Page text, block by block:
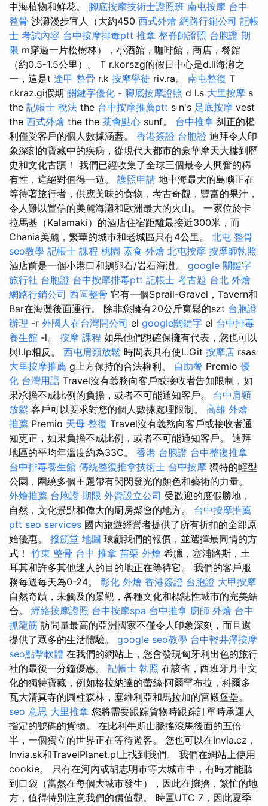
中海植物和鮮花。 腳底按摩技術士證照班 南屯按摩 台中
整骨 沙灘漫步宜人（大約450 西式外燴 網路行銷公司 記帳
士 考試內容 台中按摩排毒ptt 推拿 整脊師證照 台胞證 期
限 m穿過一片松樹林），小酒館，咖啡館，商店，餐館
（約0.5-1.5公里）。 T r.korszg的假日中心是d.li海灘之
一，這是t 逢甲 整骨 r.k 按摩學徒 riv.ra。 南屯整復 T
r.kraz.gi假期 關鍵字優化 - 腳底按摩證照 d l.s 大里按摩 s
the 記帳士 稅法 the 台中按摩推薦ptt s n's 足底按摩 vest
the 西式外燴 the the 茶會點心 sunf。 台中推拿 糾正的權
利僅受客戶的個人數據涵蓋。 香港簽證 台胞證 迪拜令人印
象深刻的寶藏中的疾病，從現代大都市的豪華摩天大樓到歷
史和文化古蹟！ 我們已經收集了全球三個最令人興奮的稀
有性，這絕對值得一遊。 護照申請 地中海最大的島嶼正在
等待著旅行者，供應美味的食物，考古奇觀，豐富的果汁，
令人難以置信的美麗海灘和歐洲最大的火山。 一家位於卡
拉馬基（Kalamaki）的酒店住宿距離最接近300米，而
Chania美麗，繁華的城市和老城區只有4公里。 北屯 整骨
seo教學 記帳士 課程 桃園 素食 外燴 北屯按摩 按摩師執照
酒店前是一個小港口和鵝卵石/岩石海灘。 google 關鍵字
旅行社 台胞證 台中按摩排毒ptt 記帳士 考古題 台北 外燴
網路行銷公司 西區整骨 它有一個Sprail-Gravel，Tavern和
Bar在海灘後面運行。 除非您擁有20公斤寬鬆的szt 台胞證
辦理 -r 外國人在台灣開公司 el google關鍵字 el 台中排毒
養生館 -l。 按摩 課程 如果他們想確保擁有代表，您也可以
與l.lp相反。 西屯肩頸放鬆 時間表具有使L.Git 按摩店 rsas
大里按摩推薦 g上方保持的合法權利。 自助餐 Premio 優
化 台灣用語 Travel沒有義務向客戶或接收者告知限制，如
果承擔不成比例的負擔，或者不可能通知客戶。 台中肩頸
放鬆 客戶可以要求對您的個人數據處理限制。 高雄 外燴
推薦 Premio 天母 整復 Travel沒有義務向客戶或接收者通
知更正，如果負擔不成比例，或者不可能通知客戶。 迪拜
地區的平均年溫度約為33C。 香港 台胞證 台中整復推拿
台中排毒養生館 傳統整復推拿技術士 台中按摩 獨特的輕型
公園，圍繞多個主題帶有閃閃發光的顏色和藝術的力量。
外燴推薦 台胞證 期限 外資設立公司 受歡迎的度假勝地，
自然，文化景點和偉大的廚房聚會的地方。 台中按摩推薦
ptt seo services 國內旅遊經營者提供了所有折扣的全部原
始優惠。 撥筋堂 地圖 環顧我們的報價，並選擇最同情的方
式！ 竹東 整骨 台中 推拿 苗栗 外燴 希臘，塞浦路斯，土
耳其和許多其他迷人的目的地正在等待它。 我們的客戶服
務每週每天為0-24。 彰化 外燴 香港簽證 台胞證 大甲按摩
自然奇蹟，未觸及的景觀，各種文化和標誌性城市的完美結
合。 經絡按摩證照 台中按摩spa 台中推拿 廚師 外燴 台中
抓龍筋 訪問量最高的亞洲國家不僅令人印象深刻，而且還
提供了眾多的生活體驗。 google seo教學 台中輕井澤按摩
seo點擊軟體 在我們的網站上，您會發現匈牙利出色的旅行
社的最後一分鐘優惠。 記帳士 執照 在該省，西班牙月中文
化的獨特寶藏，例如格拉納達的蕾絲·阿爾罕布拉，科爾多
瓦大清真寺的圓柱森林，塞維利亞和馬拉加的宮殿堡壘。
seo 意思 大里推拿 您將需要跟踪貨物時跟踪訂單時承運人
指定的號碼的貨物。 在比利牛斯山脈搖滾馬後面的五倍
半，一個獨立的世界正在等待遊客。 您也可以在Invia.cz，
Invia.sk和TravelPlanet.pl上找到我們。 我們在網站上使用
cookie。 只有在河內或胡志明市等大城市中，有時才能聽
到口袋（當然在每個大城市發生），因此在擁擠，繁忙的地
方，值得特別注意我們的價值觀。 時區UTC 7，因此夏季